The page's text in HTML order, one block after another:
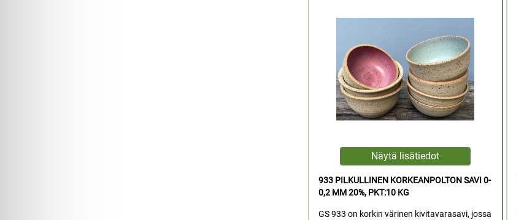
933 PILKULLINEN KORKEANPOLTON SAVI 0-
0,2 MM 20%, PKT:10 KG
GS 933 on korkin värinen kivitavarasavi, jossa